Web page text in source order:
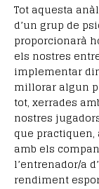
Tot aquesta
d’un grup de
proporcionarà
els nostres
implementar
millorar algun
tot, xerrades
nostres
que
amb els
l’entrenador/a
rendiment